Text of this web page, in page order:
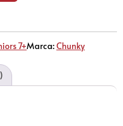
7+Marca:Chunky